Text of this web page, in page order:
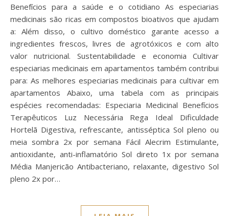
Benefícios para a saúde e o cotidiano As especiarias
medicinais são ricas em compostos bioativos que ajudam
a: Além disso, o cultivo doméstico garante acesso a
ingredientes frescos, livres de agrotóxicos e com alto
valor nutricional. Sustentabilidade e economia Cultivar
especiarias medicinais em apartamentos também contribui
para: As melhores especiarias medicinais para cultivar em
apartamentos Abaixo, uma tabela com as principais
espécies recomendadas: Especiaria Medicinal Benefícios
Terapêuticos Luz Necessária Rega Ideal Dificuldade
Hortelã Digestiva, refrescante, antisséptica Sol pleno ou
meia sombra 2x por semana Fácil Alecrim Estimulante,
antioxidante, anti-inflamatório Sol direto 1x por semana
Média Manjericão Antibacteriano, relaxante, digestivo Sol
pleno 2x por…